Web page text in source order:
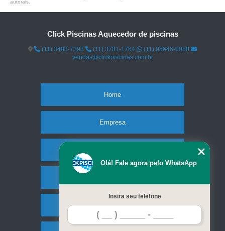
autorais
Click Piscinas Aquecedor de piscinas
(11) 3483-7393 (11) 3781-1764
(11) 98646-0088
vendas@clickpiscinas.com.br
Home
Empresa
Contato
Olá! Fale agora pelo WhatsApp
Insira seu telefone